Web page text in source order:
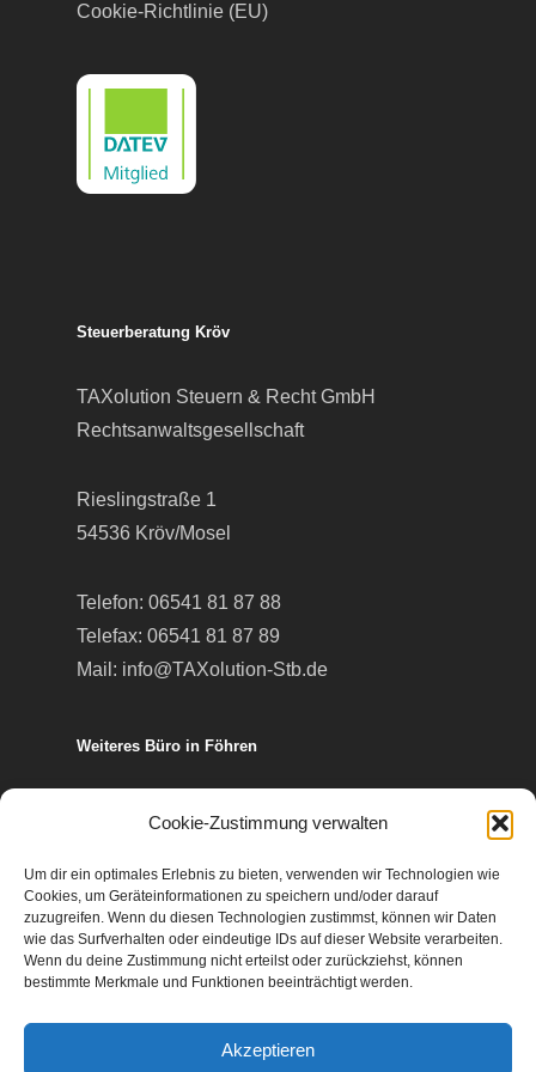
Cookie-Zustimmung verwalten
Um dir ein optimales Erlebnis zu bieten, verwenden wir Technologien wie
Cookies, um Geräteinformationen zu speichern und/oder darauf
zuzugreifen. Wenn du diesen Technologien zustimmst, können wir Daten
wie das Surfverhalten oder eindeutige IDs auf dieser Website verarbeiten.
Wenn du deine Zustimmung nicht erteilst oder zurückziehst, können
bestimmte Merkmale und Funktionen beeinträchtigt werden.
Akzeptieren
Cookie-Richtlinie (EU)
Steuerberatung Kröv
TAXolution Steuern & Recht GmbH
Rechtsanwaltsgesellschaft
Rieslingstraße 1
54536 Kröv/Mosel
Telefon: 06541 81 87 88
Telefax: 06541 81 87 89
Mail: info@TAXolution-Stb.de
Weiteres Büro in Föhren
Telefon: 06502 99 95 80
Telefax: 06502 99 95 899
Mail:info@TAXolution-Stb.de